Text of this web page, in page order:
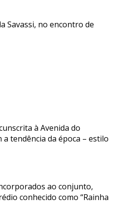
Savassi, no encontro de
à Avenida do
tendência da época – estilo
ao conjunto,
conhecido como “Rainha